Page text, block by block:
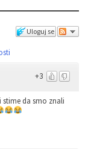
Uloguj se
+3
stime da smo znali